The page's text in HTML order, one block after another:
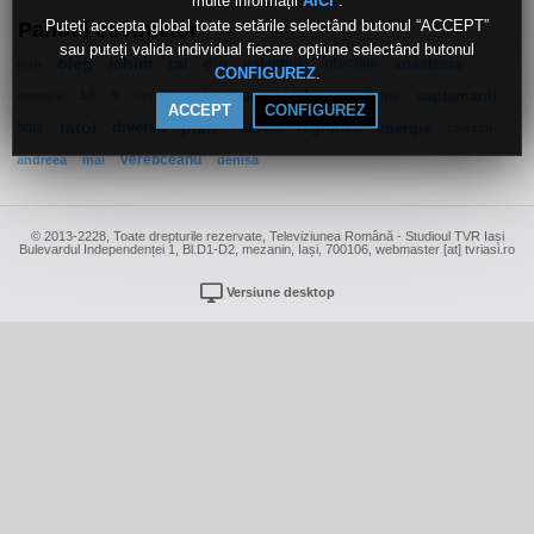
Puteți accepta global toate setările selectând butonul “ACCEPT”
sau puteți valida individual fiecare opțiune selectând butonul
CONFIGUREZ.
ACCEPT CONFIGUREZ
Panoul cuvintelor
oleg ichim din
cintec televiziune balaiasa hope
diversă plan razvan regiunea energie
andreea mai verebceanu denisa
© 2013-2228, Toate drepturile rezervate, Televiziunea Română - Studioul TVR Iași
Bulevardul Independenței 1, Bl.D1-D2, mezanin, Iași, 700106, webmaster [at] tvriasi.ro
Versiune desktop